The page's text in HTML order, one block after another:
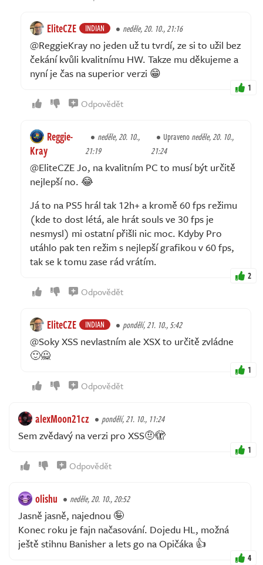
EliteCZE INDIAN neděle, 20. 10., 21:16
@ReggieKray no jeden už tu tvrdí, ze si to užil bez
čekání kvůli kvalitnímu HW. Takze mu děkujeme a
nyní je čas na superior verzi 😁
1
Odpovědět
Reggie-
Kray
neděle, 20. 10.,
21:19
Upravenoneděle, 20. 10.,
21:24
@EliteCZE Jo, na kvalitním PC to musí být určitě
nejlepší no. 😂
Já to na PS5 hrál tak 12h+ a kromě 60 fps režimu
(kde to dost létá, ale hrát souls ve 30 fps je
nesmysl) mi ostatní přišli nic moc. Kdyby Pro
utáhlo pak ten režim s nejlepší grafikou v 60 fps,
tak se k tomu zase rád vrátím.
2
Odpovědět
EliteCZE INDIAN pondělí, 21. 10., 5:42
@Soky XSS nevlastním ale XSX to určitě zvládne
🙂🙅
1
Odpovědět
alexMoon21cz pondělí, 21. 10., 11:24
Sem zvědavý na verzi pro XSS🤨🫣
1
Odpovědět
olishu neděle, 20. 10., 20:52
Jasně jasně, najednou 🤪
Konec roku je fajn načasování. Dojedu HL, možná
ještě stihnu Banisher a lets go na Opičáka 👍
4